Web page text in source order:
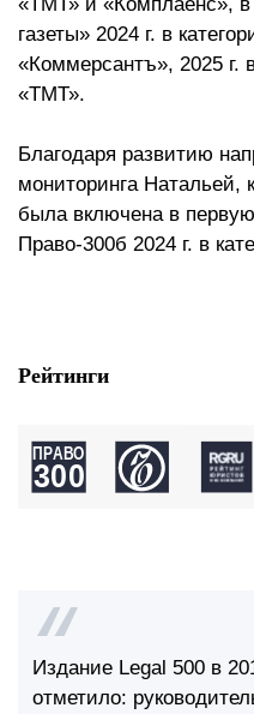
газеты» 2024 г. в
«Коммерсантъ», 2025 г.
«ТМТ».
Благодаря развитию
мониторинга Натальей,
была включена в первую
Право-300б 2024 г. в
Рейтинги
Издание Legal 500 в
отметило: